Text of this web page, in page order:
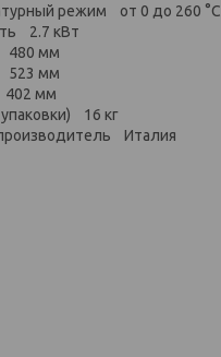
режим от 0 до 260 °С
2.7 кВт
480 мм
523 мм
мм
16 кг
Италия